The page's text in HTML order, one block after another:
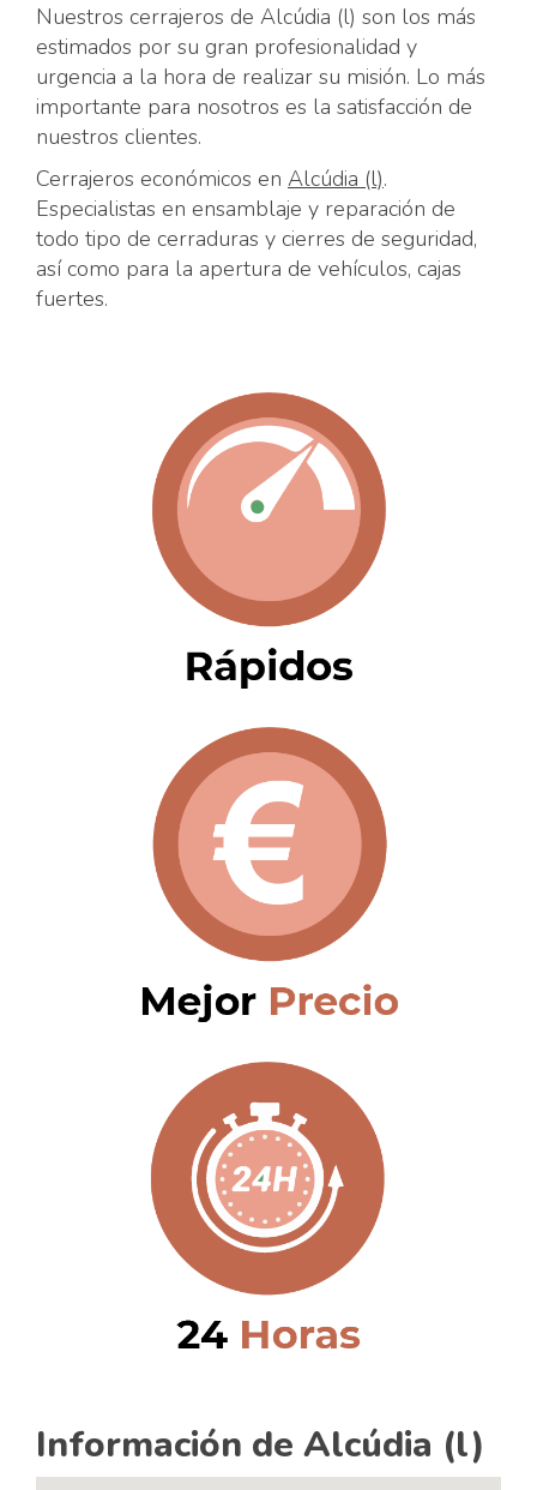
Nuestros cerrajeros de Alcúdia (l) son los más
estimados por su gran profesionalidad y
urgencia a la hora de realizar su misión. Lo más
importante para nosotros es la satisfacción de
nuestros clientes.
Cerrajeros económicos en Alcúdia (l).
Especialistas en ensamblaje y reparación de
todo tipo de cerraduras y cierres de seguridad,
así como para la apertura de vehículos, cajas
fuertes.
Información de Alcúdia (l)